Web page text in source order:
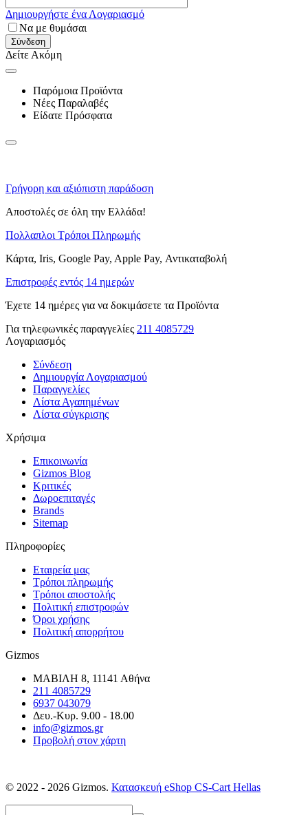
Δημιουργήστε ένα Λογαριασμό
Να με θυμάσαι
Σύνδεση
Δείτε Ακόμη
Παρόμοια Προϊόντα
Νέες Παραλαβές
Είδατε Πρόσφατα
Γρήγορη και αξιόπιστη παράδοση
Αποστολές σε όλη την Ελλάδα!
Πολλαπλοι Τρόποι Πληρωμής
Κάρτα, Iris, Google Pay, Apple Pay, Αντικαταβολή
Επιστροφές εντός 14 ημερών
Έχετε 14 ημέρες για να δοκιμάσετε τα Προϊόντα
Για τηλεφωνικές παραγγελίες 211 4085729
Λογαριασμός
Σύνδεση
Δημιουργία Λογαριασμού
Παραγγελίες
Λίστα Αγαπημένων
Λίστα σύγκρισης
Χρήσιμα
Επικοινωνία
Gizmos Blog
Κριτικές
Δωροεπιταγές
Brands
Sitemap
Πληροφορίες
Εταιρεία μας
Τρόποι πληρωμής
Τρόποι αποστολής
Πολιτική επιστροφών
Όροι χρήσης
Πολιτική απορρήτου
Gizmos
ΜΑΒΙΛΗ 8, 11141 Αθήνα
211 4085729
6937 043079
Δευ.-Κυρ. 9.00 - 18.00
info@gizmos.gr
Προβολή στον χάρτη
© 2022 - 2026 Gizmos. Κατασκευή eShop CS-Cart Hellas